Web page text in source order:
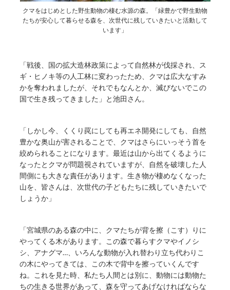
クマをはじめとした野生動物の棲む水源の森。「緑豊かで野生動物
たちが安心して暮らせる森を、次世代に残していきたいと活動して
います」
「戦後、国の拡大造林政策によって自然林が伐採され、ス
ギ・ヒノキ等の人工林に変わったため、クマは広大なすみ
かを奪われましたが、それでもなんとか、滅びないでこの
国で生き残ってきました」と池田さん。
「しかし今、くくり罠にしても再エネ開発にしても、自然
豊かな奥山が害されることで、クマはさらにいっそう首を
絞められることになります。最近は山から出てくるように
なったとクマが問題視されていますが、自然を破壊した人
間側にも大きな責任があります。生き物が棲めなくなった
山を、皆さんは、次世代の子どもたちに残していきたいで
しょうか」
「宮城県のある森の中に、クマたちが背を擦（こす）りに
やってくる木があります。この森で暮らすクマやイノシ
シ、アナグマ…、いろんな動物が入れ替わり立ち代わりこ
の木にやってきては、この木で背中を擦っていくんです
ね。これを見た時、私たち人間とは別に、動物には動物た
ちの生きる世界があって、森を守ってあげなければならな